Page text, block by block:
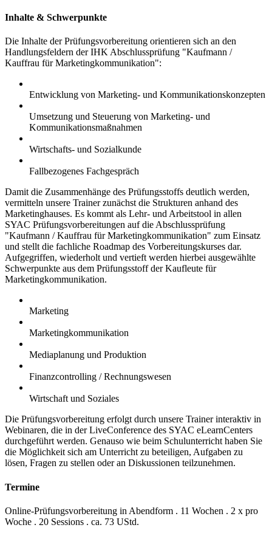
Inhalte & Schwerpunkte
Die Inhalte der Prüfungsvorbereitung orientieren sich an den
Handlungsfeldern der IHK Abschlussprüfung "Kaufmann /
Kauffrau für Marketingkommunikation":
Entwicklung von Marketing- und Kommunikationskonzepten
Umsetzung und Steuerung von Marketing- und
Kommunikationsmaßnahmen
Wirtschafts- und Sozialkunde
Fallbezogenes Fachgespräch
Damit die Zusammenhänge des Prüfungsstoffs deutlich werden,
vermitteln unsere Trainer zunächst die Strukturen anhand des
Marketinghauses. Es kommt als Lehr- und Arbeitstool in allen
SYAC Prüfungsvorbereitungen auf die Abschlussprüfung
"Kaufmann / Kauffrau für Marketingkommunikation" zum Einsatz
und stellt die fachliche Roadmap des Vorbereitungskurses dar.
Aufgegriffen, wiederholt und vertieft werden hierbei ausgewählte
Schwerpunkte aus dem Prüfungsstoff der Kaufleute für
Marketingkommunikation.
Marketing
Marketingkommunikation
Mediaplanung und Produktion
Finanzcontrolling / Rechnungswesen
Wirtschaft und Soziales
Die Prüfungsvorbereitung erfolgt durch unsere Trainer interaktiv in
Webinaren, die in der LiveConference des SYAC eLearnCenters
durchgeführt werden. Genauso wie beim Schulunterricht haben Sie
die Möglichkeit sich am Unterricht zu beteiligen, Aufgaben zu
lösen, Fragen zu stellen oder an Diskussionen teilzunehmen.
Termine
Online-Prüfungsvorbereitung in Abendform . 11 Wochen . 2 x pro
Woche . 20 Sessions . ca. 73 UStd.